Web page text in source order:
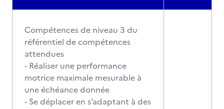
Compétences de niveau 3 du
référentiel de compétences
attendues
- Réaliser une performance
motrice maximale mesurable à
une échéance donnée
- Se déplacer en s’adaptant à des